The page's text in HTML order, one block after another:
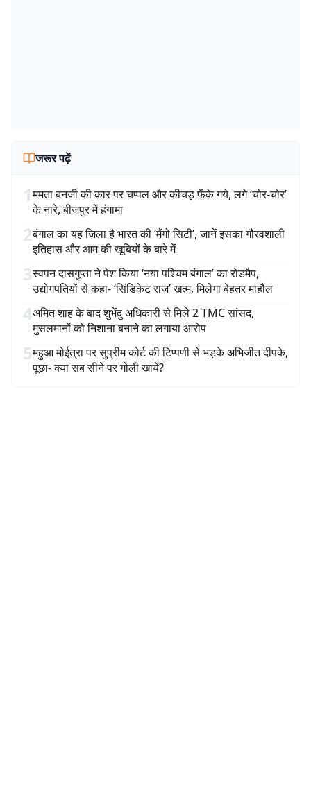
जरूर पढ़ें
1ममता बनर्जी की कार पर चप्पल और कीचड़ फेंके गये, लगे ‘चोर-चोर’
के नारे, बीजपुर में हंगामा
2बंगाल का यह जिला है भारत की ‘मैंगो सिटी’, जानें इसका गौरवशाली
इतिहास और आम की खूबियों के बारे में
3स्वपन दासगुप्ता ने पेश किया ‘नया पश्चिम बंगाल’ का रोडमैप,
उद्योगपतियों से कहा- ‘सिंडिकेट राज’ खत्म, मिलेगा बेहतर माहौल
4अमित शाह के बाद शुभेंदु अधिकारी से मिले 2 TMC सांसद,
मुसलमानों को निशाना बनाने का लगाया आरोप
5महुआ मोईत्रा पर सुप्रीम कोर्ट की टिप्पणी से भड़के अभिजीत दीपके,
पूछा- क्या सब सीने पर गोली खायें?